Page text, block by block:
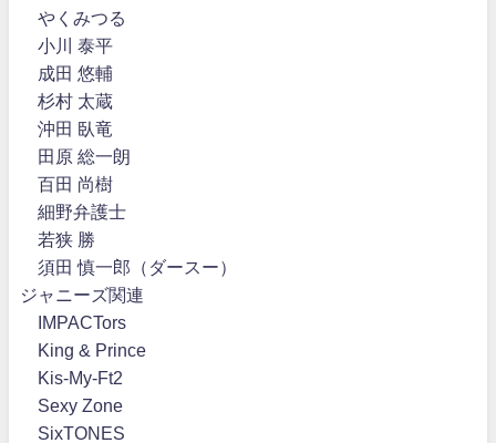
やくみつる
小川 泰平
成田 悠輔
杉村 太蔵
沖田 臥竜
田原 総一朗
百田 尚樹
細野弁護士
若狭 勝
須田 慎一郎（ダースー）
ジャニーズ関連
IMPACTors
King & Prince
Kis-My-Ft2
Sexy Zone
SixTONES